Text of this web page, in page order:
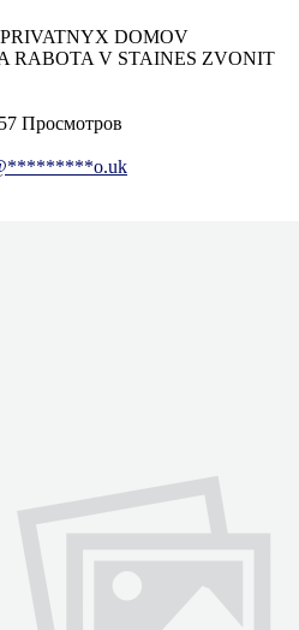
DOMOV
RABOTA V STAINES ZVONIT
Просмотров